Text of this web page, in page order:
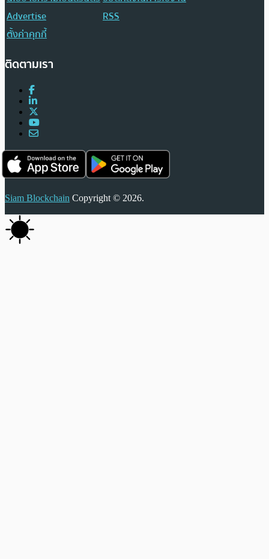
Advertise
RSS
ตั้งค่าคุกกี้
ติดตามเรา
Siam Blockchain Copyright © 2026.